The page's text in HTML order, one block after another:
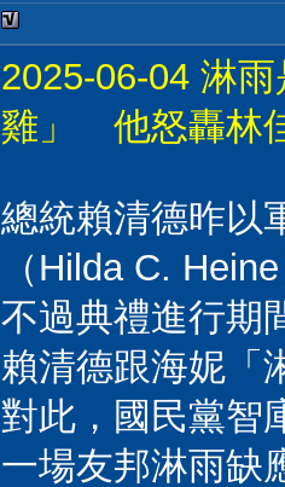
2025-06-04 淋
雞」 他怒轟林
總統賴清德昨以
（Hilda C.
不過典禮進行期
賴清德跟海妮「
對此，國民黨智
一場友邦淋雨缺